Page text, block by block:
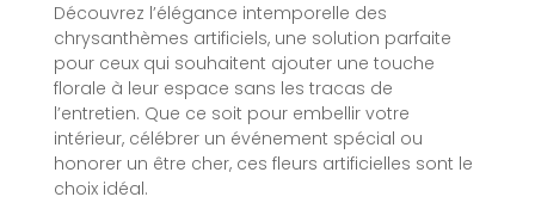
Découvrez l’élégance intemporelle des
chrysanthèmes artificiels, une solution parfaite
pour ceux qui souhaitent ajouter une touche
florale à leur espace sans les tracas de
l’entretien. Que ce soit pour embellir votre
intérieur, célébrer un événement spécial ou
honorer un être cher, ces fleurs artificielles sont le
choix idéal.